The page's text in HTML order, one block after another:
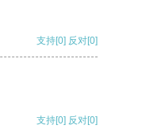
支持[0] 反对[0]
支持[0] 反对[0]